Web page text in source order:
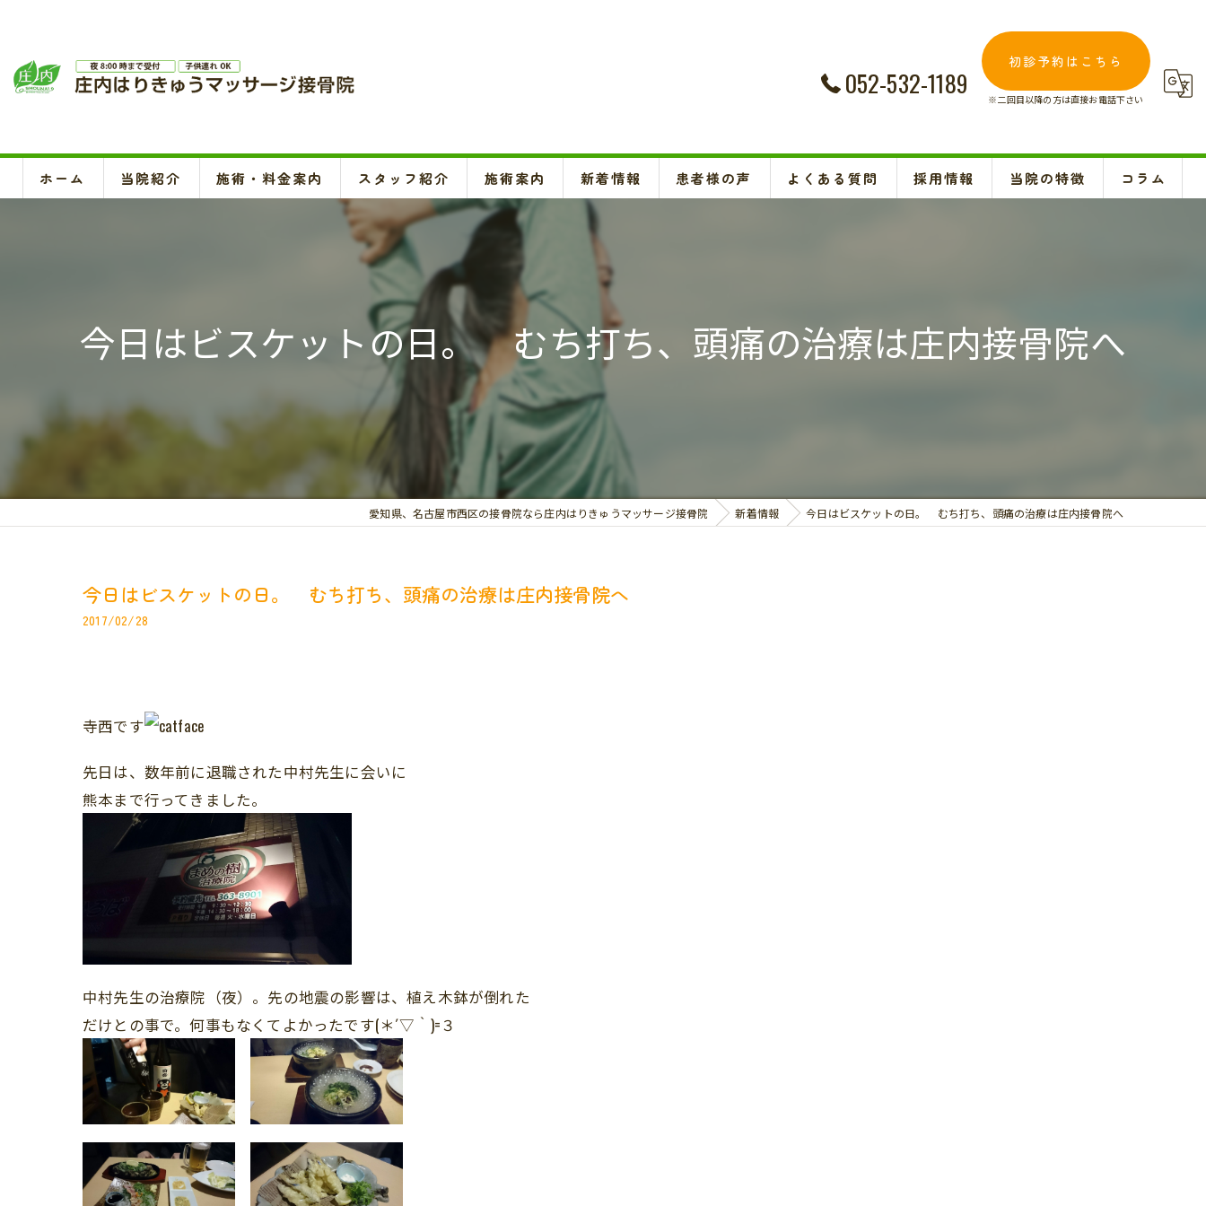
052-532-1189
初診予約はこちら
※二回目以降の方は直接お電話下さい
ホーム 当院紹介 施術・料金案内 スタッフ紹介 施術案内
頚椎、背骨、骨盤矯正、O脚矯正
ハイボルテージ・超音波治療、超短波治療
鍼灸(はり、きゅう)
悪阻・安産・逆子治療、不妊治療
交通事故治療
お悩み別の治療
新着情報 患者様の声 よくある質問 採用情報 当院の特徴
腰痛
コラム
今日はビスケットの日。 むち打ち、頭痛の治療は庄内接骨院へ
愛知県、名古屋市西区の接骨院なら庄内はりきゅうマッサージ接骨院 新着情報 今日はビスケットの日。 むち打ち、頭痛の治療は庄内接骨院へ
今日はビスケットの日。 むち打ち、頭痛の治療は庄内接骨院へ
2017/02/28
寺西です
先日は、数年前に退職された中村先生に会いに
熊本まで行ってきました。
中村先生の治療院（夜）。先の地震の影響は、植え木鉢が倒れた
だけとの事で。何事もなくてよかったです(＊´▽｀)=３